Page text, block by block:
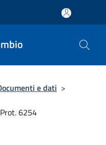
e dati >
6254